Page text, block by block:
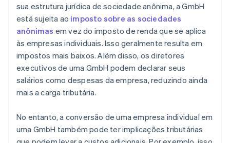
sua estrutura jurídica de sociedade anônima, a GmbH
está sujeita ao imposto sobre as sociedades
anônimas em vez do imposto de renda que se aplica
às empresas individuais. Isso geralmente resulta em
impostos mais baixos. Além disso, os diretores
executivos de uma GmbH podem declarar seus
salários como despesas da empresa, reduzindo ainda
mais a carga tributária.
No entanto, a conversão de uma empresa individual em
uma GmbH também pode ter implicações tributárias